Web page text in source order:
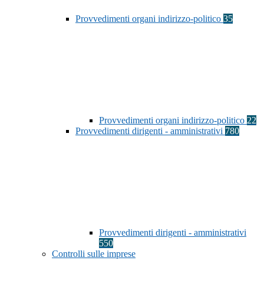
Provvedimenti organi indirizzo-politico 35
Provvedimenti organi indirizzo-politico 22
Provvedimenti dirigenti - amministrativi 780
Provvedimenti dirigenti - amministrativi
550
Controlli sulle imprese